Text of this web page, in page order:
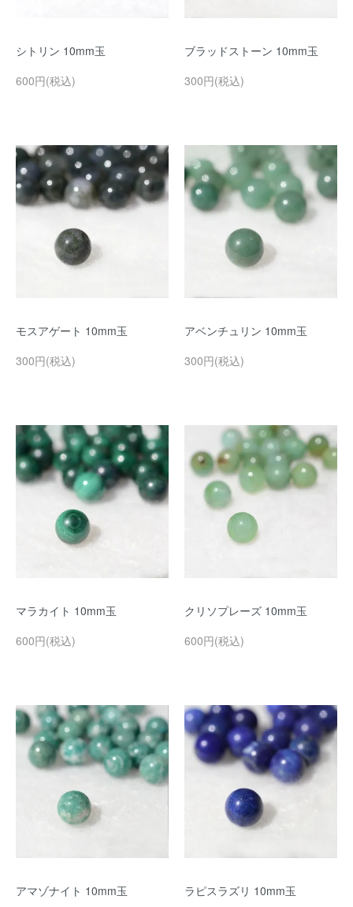
シトリン 10mm玉
600円(税込)
ブラッドストーン 10mm玉
300円(税込)
モスアゲート 10mm玉
300円(税込)
アベンチュリン 10mm玉
300円(税込)
マラカイト 10mm玉
600円(税込)
クリソプレーズ 10mm玉
600円(税込)
アマゾナイト 10mm玉 ラピスラズリ 10mm玉